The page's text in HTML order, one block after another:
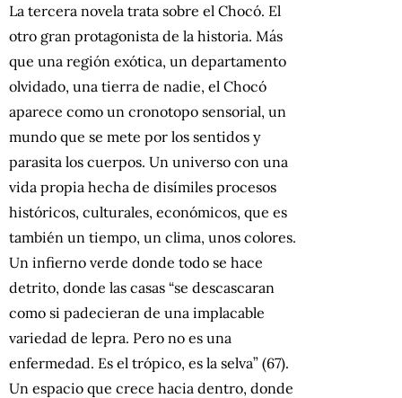
La tercera novela trata sobre el Chocó. El
otro gran protagonista de la historia. Más
que una región exótica, un departamento
olvidado, una tierra de nadie, el Chocó
aparece como un cronotopo sensorial, un
mundo que se mete por los sentidos y
parasita los cuerpos. Un universo con una
vida propia hecha de disímiles procesos
históricos, culturales, económicos, que es
también un tiempo, un clima, unos colores.
Un infierno verde donde todo se hace
detrito, donde las casas “se descascaran
como si padecieran de una implacable
variedad de lepra. Pero no es una
enfermedad. Es el trópico, es la selva” (67).
Un espacio que crece hacia dentro, donde